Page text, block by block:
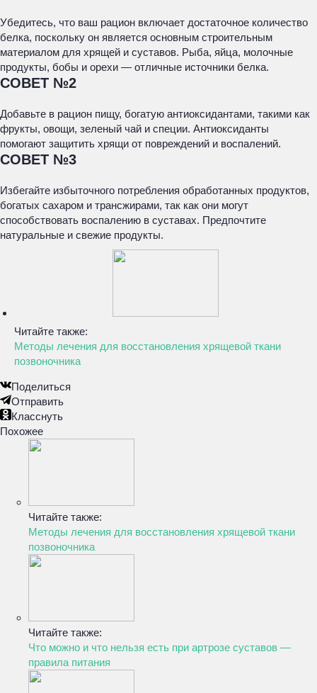
Убедитесь, что ваш рацион включает достаточное количество
белка, поскольку он является основным строительным
материалом для хрящей и суставов. Рыба, яйца, молочные
продукты, бобы и орехи — отличные источники белка.
СОВЕТ №2
Добавьте в рацион пищу, богатую антиоксидантами, такими как
фрукты, овощи, зеленый чай и специи. Антиоксиданты
помогают защитить хрящи от повреждений и воспалений.
СОВЕТ №3
Избегайте избыточного потребления обработанных продуктов,
богатых сахаром и трансжирами, так как они могут
способствовать воспалению в суставах. Предпочтите
натуральные и свежие продукты.
Читайте также:
Методы лечения для восстановления хрящевой ткани
позвоночника
Поделиться
Отправить
Класснуть
Похожее
Читайте также:
Методы лечения для восстановления хрящевой ткани
позвоночника
Читайте также:
Что можно и что нельзя есть при артрозе суставов —
правила питания